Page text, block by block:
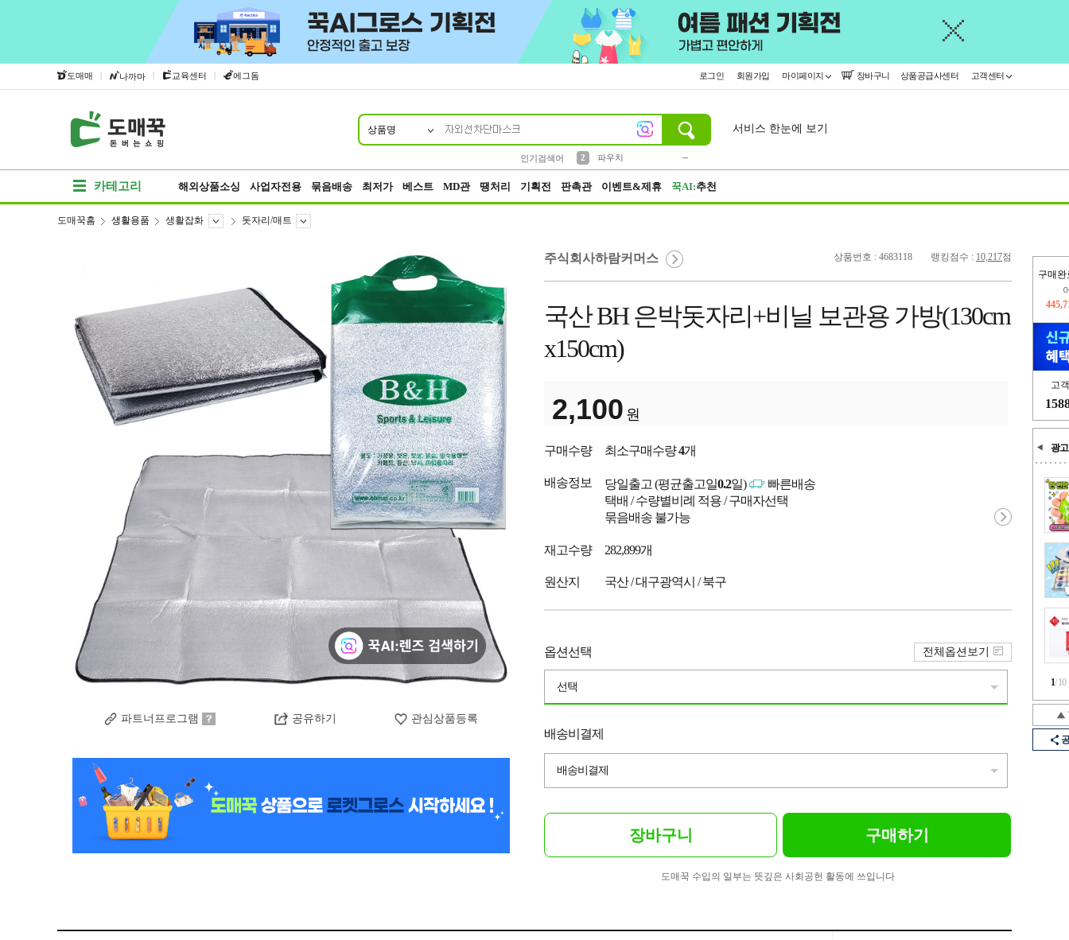
도매매 | 나까마 | 교육센터 | 에그돔 로그인 회원가입 마이페이지 장바구니 상품공급사센터 고객센터
상품명
인기검색어
2
파우치
서비스 한눈에 보기
카테고리 해외상품소싱 사업자전용 묶음배송 최저가 베스트 MD관 땡처리 기획전 판촉관 이벤트&제휴 꾹AI:추천
구매완
오
고
광고
1/10
도매꾹홈 생활용품 생활잡화 돗자리/매트
파트너프로그램 공유하기 관심상품등록
상품번호 : 4683118 랭킹점수 : 10,217점
주식회사하람커머스
국산 BH 은박돗자리+비닐 보관용 가방(130cm
x150cm)
2,100 원
구매수량 최소구매수량4개
배송정보 당일출고 (평균출고일0.2일)
빠른배송
택배 / 수량별비례 적용 / 구매자선택
묶음배송 불가능
재고수량 282,899개
원산지 국산 / 대구광역시 / 북구
옵션선택
선택
전체옵션보기
배송비결제
배송비결제
장바구니 구매하기
도매꾹 수입의 일부는 뜻깊은 사회공헌 활동에 쓰입니다